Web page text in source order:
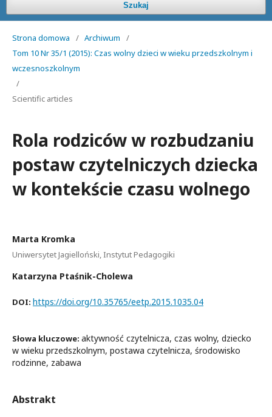
Szukaj
Strona domowa / Archiwum
/
Tom 10 Nr 35/1 (2015): Czas wolny dzieci w wieku przedszkolnym i
wczesnoszkolnym
/
Scientific articles
Rola rodziców w rozbudzaniu
postaw czytelniczych dziecka
w kontekście czasu wolnego
Marta Kromka
Uniwersytet Jagielloński, Instytut Pedagogiki
Katarzyna Ptaśnik-Cholewa
DOI: https://doi.org/10.35765/eetp.2015.1035.04
Słowa kluczowe: aktywność czytelnicza, czas wolny, dziecko
w wieku przedszkolnym, postawa czytelnicza, środowisko
rodzinne, zabawa
Abstrakt